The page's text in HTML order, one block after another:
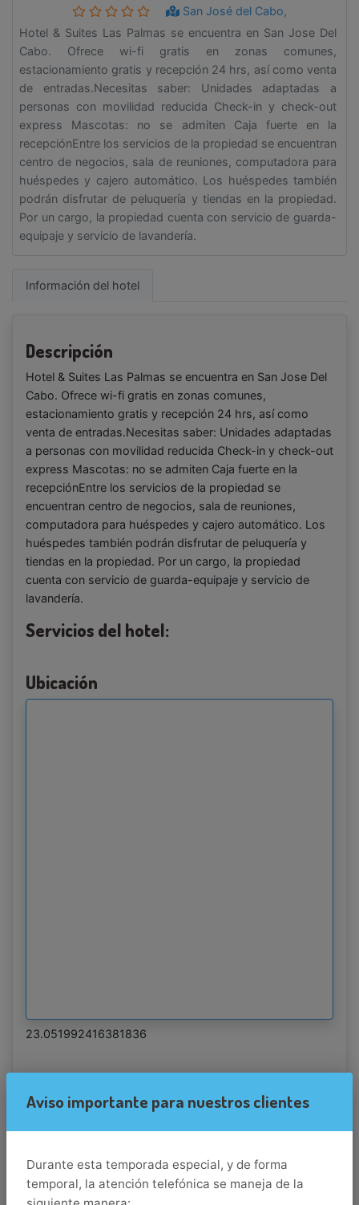
San José del Cabo,
Hotel & Suites Las Palmas se encuentra en San Jose Del
Cabo. Ofrece wi-fi gratis en zonas comunes,
estacionamiento gratis y recepción 24 hrs, así como venta
de entradas.Necesitas saber: Unidades adaptadas a
personas con movilidad reducida Check-in y check-out
express Mascotas: no se admiten Caja fuerte en la
recepciónEntre los servicios de la propiedad se encuentran
centro de negocios, sala de reuniones, computadora para
huéspedes y cajero automático. Los huéspedes también
podrán disfrutar de peluquería y tiendas en la propiedad.
Por un cargo, la propiedad cuenta con servicio de guarda-
equipaje y servicio de lavandería.
Información del hotel
Descripción
Hotel & Suites Las Palmas se encuentra en San Jose Del
Cabo. Ofrece wi-fi gratis en zonas comunes,
estacionamiento gratis y recepción 24 hrs, así como
venta de entradas.Necesitas saber: Unidades adaptadas
a personas con movilidad reducida Check-in y check-out
express Mascotas: no se admiten Caja fuerte en la
recepciónEntre los servicios de la propiedad se
encuentran centro de negocios, sala de reuniones,
computadora para huéspedes y cajero automático. Los
huéspedes también podrán disfrutar de peluquería y
tiendas en la propiedad. Por un cargo, la propiedad
cuenta con servicio de guarda-equipaje y servicio de
lavandería.
Servicios del hotel:
Ubicación
23.051992416381836
Destino
los-cabos
Aviso importante para nuestros clientes
Durante esta temporada especial, y de forma
temporal, la atención telefónica se maneja de la